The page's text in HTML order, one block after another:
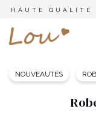
HAUTE QUALITÉ
NOUVEAUTÉS